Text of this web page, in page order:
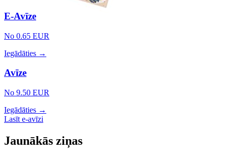
E-Avīze
No 0.65 EUR
Iegādāties →
Avīze
No 9.50 EUR
Iegādāties →
Lasīt e-avīzi
Jaunākās ziņas